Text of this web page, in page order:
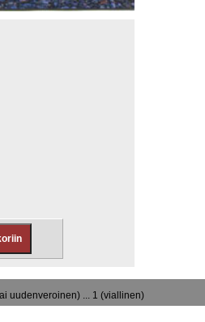
uudenveroinen) ... 1 (viallinen)